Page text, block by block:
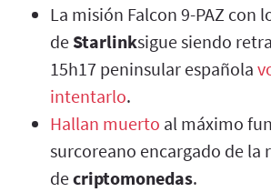
La misión Falcon 9-PAZ con
de Starlinksigue siendo
15h17 peninsular española
intentarlo.
Hallan muerto al máximo
surcoreano encargado de la
decriptomonedas.